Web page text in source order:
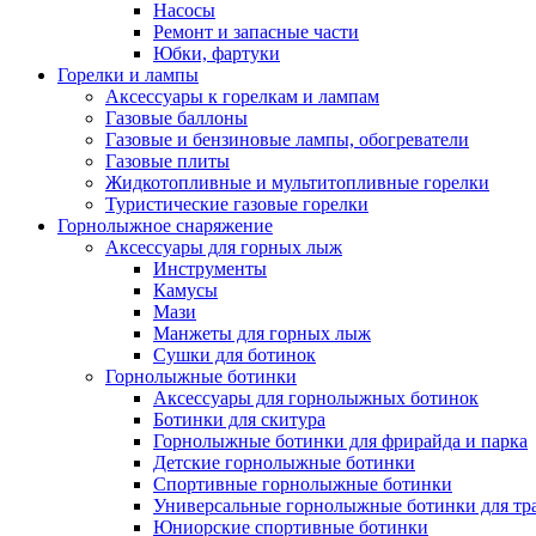
Насосы
Ремонт и запасные части
Юбки, фартуки
Горелки и лампы
Аксессуары к горелкам и лампам
Газовые баллоны
Газовые и бензиновые лампы, обогреватели
Газовые плиты
Жидкотопливные и мультитопливные горелки
Туристические газовые горелки
Горнолыжное снаряжение
Аксессуары для горных лыж
Инструменты
Камусы
Мази
Манжеты для горных лыж
Сушки для ботинок
Горнолыжные ботинки
Аксессуары для горнолыжных ботинок
Ботинки для скитура
Горнолыжные ботинки для фрирайда и парка
Детские горнолыжные ботинки
Спортивные горнолыжные ботинки
Универсальные горнолыжные ботинки для
Юниорские спортивные ботинки